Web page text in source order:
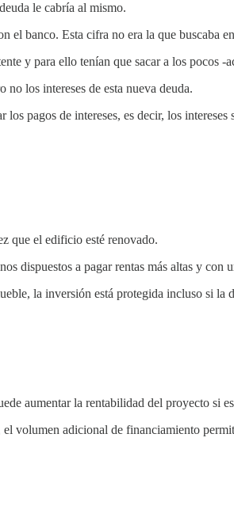
le cabría al mismo.
banco. Esta cifra no era la que buscaba
y para ello tenían que sacar a los pocos -
los intereses de esta nueva deuda.
pagos de intereses, es decir, los
que el edificio esté renovado.
dispuestos a pagar rentas más altas y con
la inversión está protegida incluso si la
aumentar la rentabilidad del proyecto si
volumen adicional de financiamiento